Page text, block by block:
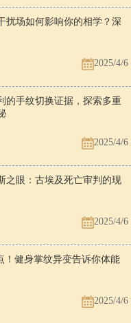
扰场如何影响你的相学？深
2025/4/6
的手纹切换证据，探索多重
2025/4/6
之眼：古埃及死亡审判的现
2025/4/6
！健身掌纹异变告诉你体能
2025/4/6